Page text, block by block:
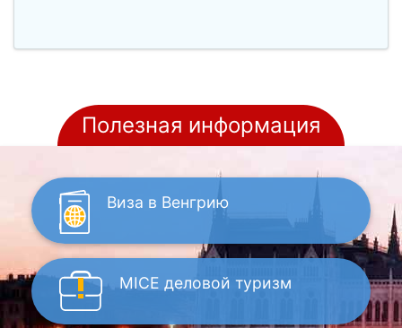
Полезная информация
Виза в Венгрию
MICE деловой туризм